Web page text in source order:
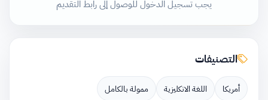
يجب تسجيل الدخول للوصول إلى رابط التقديم
التصنيفات
أمريكا اللغة الانكليزية ممولة بالكامل